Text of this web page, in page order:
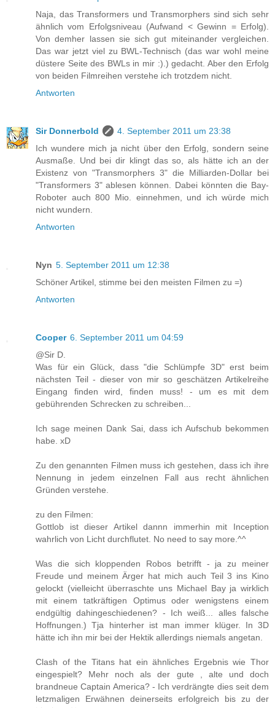
Naja, das Transformers und Transmorphers sind sich sehr
ähnlich vom Erfolgsniveau (Aufwand < Gewinn = Erfolg).
Von demher lassen sie sich gut miteinander vergleichen.
Das war jetzt viel zu BWL-Technisch (das war wohl meine
düstere Seite des BWLs in mir :).) gedacht. Aber den Erfolg
von beiden Filmreihen verstehe ich trotzdem nicht.
Antworten
Sir Donnerbold
4. September 2011 um 23:38
Ich wundere mich ja nicht über den Erfolg, sondern seine
Ausmaße. Und bei dir klingt das so, als hätte ich an der
Existenz von "Transmorphers 3" die Milliarden-Dollar bei
"Transformers 3" ablesen können. Dabei könnten die Bay-
Roboter auch 800 Mio. einnehmen, und ich würde mich
nicht wundern.
Antworten
Nyn 5. September 2011 um 12:38
Schöner Artikel, stimme bei den meisten Filmen zu =)
Antworten
Cooper 6. September 2011 um 04:59
@Sir D.
Was für ein Glück, dass "die Schlümpfe 3D" erst beim
nächsten Teil - dieser von mir so geschätzen Artikelreihe
Eingang finden wird, finden muss! - um es mit dem
gebührenden Schrecken zu schreiben...
Ich sage meinen Dank Sai, dass ich Aufschub bekommen
habe. xD
Zu den genannten Filmen muss ich gestehen, dass ich ihre
Nennung in jedem einzelnen Fall aus recht ähnlichen
Gründen verstehe.
zu den Filmen:
Gottlob ist dieser Artikel dannn immerhin mit Inception
wahrlich von Licht durchflutet. No need to say more.^^
Was die sich kloppenden Robos betrifft - ja zu meiner
Freude und meinem Ärger hat mich auch Teil 3 ins Kino
gelockt (vielleicht überraschte uns Michael Bay ja wirklich
mit einem tatkräftigen Optimus oder wenigstens einem
endgültig dahingeschiedenen? - Ich weiß... alles falsche
Hoffnungen.) Tja hinterher ist man immer klüger. In 3D
hätte ich ihn mir bei der Hektik allerdings niemals angetan.
Clash of the Titans hat ein ähnliches Ergebnis wie Thor
eingespielt? Mehr noch als der gute , alte und doch
brandneue Captain America? - Ich verdrängte dies seit dem
letzmaligen Erwähnen deinerseits erfolgreich bis zu der